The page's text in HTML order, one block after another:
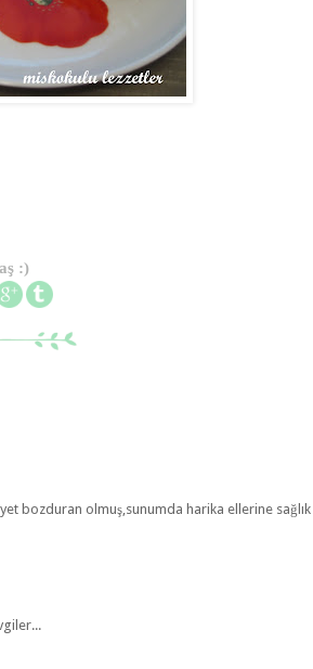
:)
bozduran olmuş,sunumda harika ellerine sağlık